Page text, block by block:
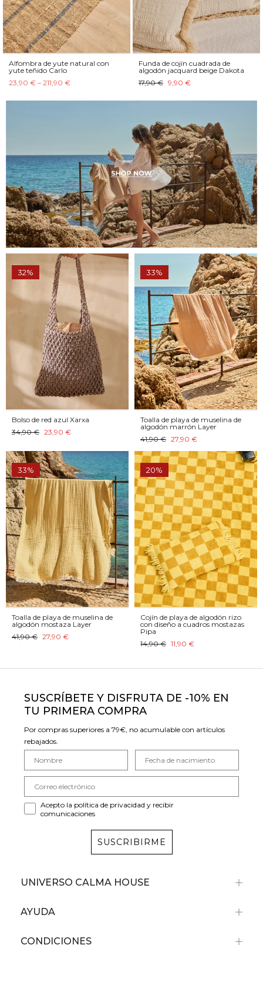
Alfombra de yute natural con
yute teñido Carlo
23,90 € – 211,90 €
Funda de cojín cuadrada de
algodón jacquard beige Dakota
17,90 € 9,90 €
32%
Bolso de red azul Xarxa
34,90 € 23,90 €
33%
Toalla de playa de muselina de
algodón marrón Layer
41,90 € 27,90 €
33%
Toalla de playa de muselina de
algodón mostaza Layer
41,90 € 27,90 €
20%
Cojín de playa de algodón rizo
con diseño a cuadros mostazas
Pipa
14,90 € 11,90 €
SUSCRÍBETE Y DISFRUTA DE -10% EN
TU PRIMERA COMPRA
Por compras superiores a 79€, no acumulable con artículos
rebajados.
Acepto la política de privacidad y recibir
comunicaciones
SUSCRIBIRME
UNIVERSO CALMA HOUSE
AYUDA
CONDICIONES